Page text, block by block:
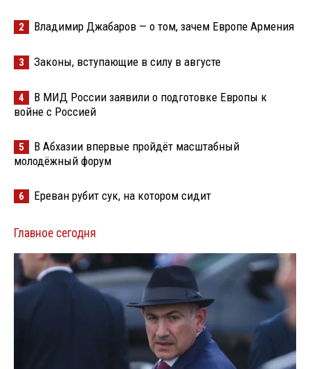
2 Владимир Джабаров — о том, зачем Европе Армения
3 Законы, вступающие в силу в августе
4
В МИД России заявили о подготовке Европы к
войне с Россией
5
В Абхазии впервые пройдёт масштабный
молодёжный форум
6 Ереван рубит сук, на котором сидит
Главное сегодня